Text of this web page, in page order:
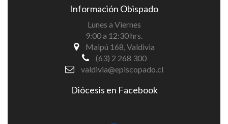
Información Obispado
Lunes a Viernes
9:00 a 12:30 hrs.
Maipú 168, Valdivia
(63) 2 268 300
valdivia@episcopado.cl
Diócesis en Facebook